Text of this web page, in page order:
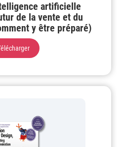
artificielle
de la vente et du
y être préparé)